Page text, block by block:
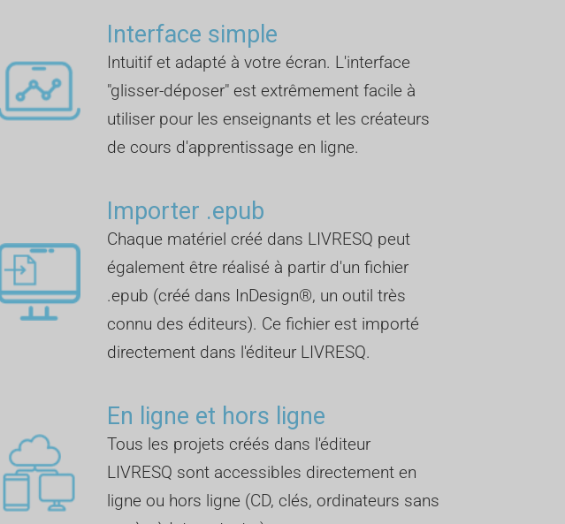
Interface simple
Intuitif et adapté à votre écran. L'interface
"glisser-déposer" est extrêmement facile à
utiliser pour les enseignants et les créateurs
de cours d'apprentissage en ligne.
Importer .epub
Chaque matériel créé dans LIVRESQ peut
également être réalisé à partir d'un fichier
.epub (créé dans InDesign®, un outil très
connu des éditeurs). Ce fichier est importé
directement dans l'éditeur LIVRESQ.
En ligne et hors ligne
Tous les projets créés dans l'éditeur
LIVRESQ sont accessibles directement en
ligne ou hors ligne (CD, clés, ordinateurs sans